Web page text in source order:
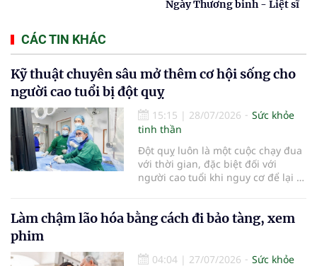
Ngày Thương binh - Liệt sĩ
CÁC TIN KHÁC
Kỹ thuật chuyên sâu mở thêm cơ hội sống cho
người cao tuổi bị đột quỵ
15:15 | 28/07/2026
Sức khỏe
tinh thần
Đột quỵ luôn là một cuộc chạy đua
với thời gian, đặc biệt đối với
người cao tuổi khi nguy cơ để lại di
cấp cứu kịp thời. Mỗi phút trôi qua
thể phục hồi. Vì vậy, việc rút ngắn
Làm chậm lão hóa bằng cách đi bảo tàng, xem
phim
04:04 | 27/07/2026 Sức khỏe